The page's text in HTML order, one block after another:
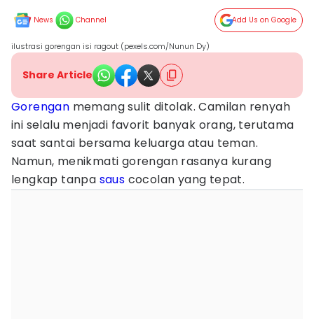
News Channel Add Us on Google
ilustrasi gorengan isi ragout (pexels.com/Nunun Dy)
Share Article
Gorengan memang sulit ditolak. Camilan renyah
ini selalu menjadi favorit banyak orang, terutama
saat santai bersama keluarga atau teman.
Namun, menikmati gorengan rasanya kurang
lengkap tanpa saus cocolan yang tepat.